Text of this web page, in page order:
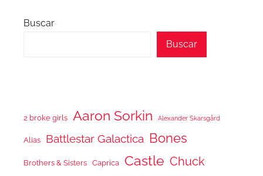
Buscar
Buscar
2 broke girls Aaron Sorkin Alexander Skarsgård
Alias Battlestar Galactica Bones
Brothers & Sisters Caprica Castle Chuck